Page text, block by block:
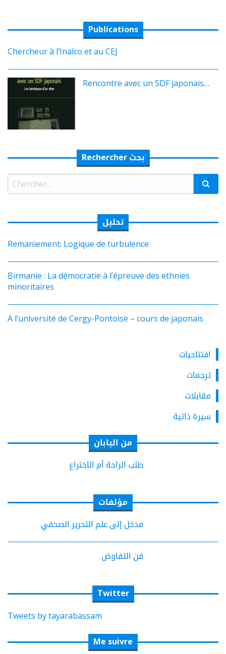
Publications
Chercheur à l’Inalco et au CEJ
Rencontre avec un SDF japonais…
Rechercher بحث
Rechercher:
تحليل
Remaniement: Logique de turbulence
Birmanie : La démocratie à l’épreuve des ethnies
minoritaires
A l’université de Cergy-Pontoise – cours de japonais
افتتاحيات
ترجمات
مقابلات
سيرة ذاتية
من اليابان
طلب الراحة أم الاختراع
مؤلفات
مدخل إلى علم التحرير الصحفي
فن التفاوض
Twitter
Tweets by tayarabassam
Me suivre